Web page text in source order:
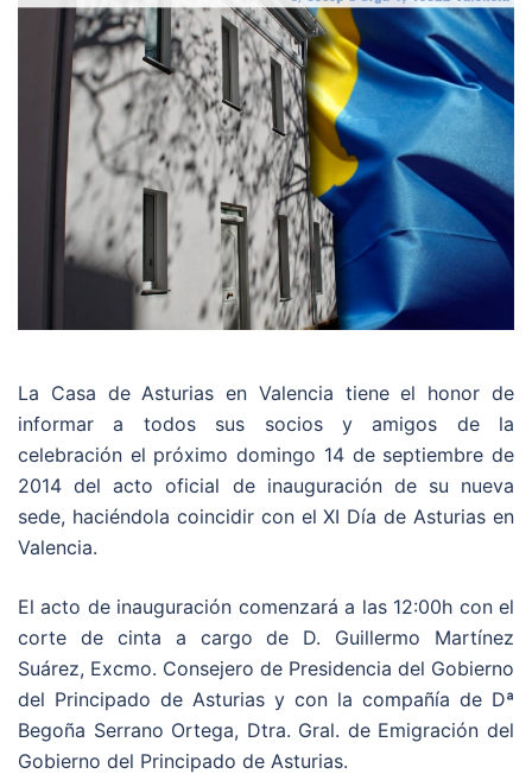
La Casa de Asturias en Valencia tiene el honor de
informar a todos sus socios y amigos de la
celebración el próximo domingo 14 de septiembre de
2014 del acto oficial de inauguración de su nueva
sede, haciéndola coincidir con el XI Día de Asturias en
Valencia.
El acto de inauguración comenzará a las 12:00h con el
corte de cinta a cargo de D. Guillermo Martínez
Suárez, Excmo. Consejero de Presidencia del Gobierno
del Principado de Asturias y con la compañía de Dª
Begoña Serrano Ortega, Dtra. Gral. de Emigración del
Gobierno del Principado de Asturias.